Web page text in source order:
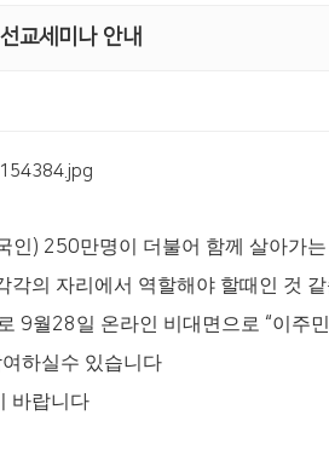
교세미나 안내
인 ) 250만명이 더불어 함께 살아가
각의 자리에서 역할해야 할때인 것
9월28일 온라인 비대면으로 “이주
하실수 있습니다
바랍니다